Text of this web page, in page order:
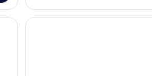
세
히
보
구, 객실 내 금고, 암막 커튼, 다리미/다리미판